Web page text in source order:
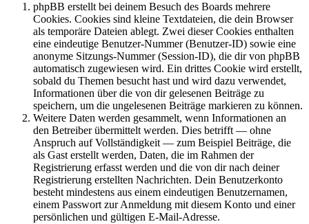
phpBB erstellt bei deinem Besuch des Boards mehrere
Cookies. Cookies sind kleine Textdateien, die dein Browser
als temporäre Dateien ablegt. Zwei dieser Cookies enthalten
eine eindeutige Benutzer-Nummer (Benutzer-ID) sowie eine
anonyme Sitzungs-Nummer (Session-ID), die dir von phpBB
automatisch zugewiesen wird. Ein drittes Cookie wird erstellt,
sobald du Themen besucht hast und wird dazu verwendet,
Informationen über die von dir gelesenen Beiträge zu
speichern, um die ungelesenen Beiträge markieren zu können.
Weitere Daten werden gesammelt, wenn Informationen an
den Betreiber übermittelt werden. Dies betrifft — ohne
Anspruch auf Vollständigkeit — zum Beispiel Beiträge, die
als Gast erstellt werden, Daten, die im Rahmen der
Registrierung erfasst werden und die von dir nach deiner
Registrierung erstellten Nachrichten. Dein Benutzerkonto
besteht mindestens aus einem eindeutigen Benutzernamen,
einem Passwort zur Anmeldung mit diesem Konto und einer
persönlichen und gültigen E-Mail-Adresse.